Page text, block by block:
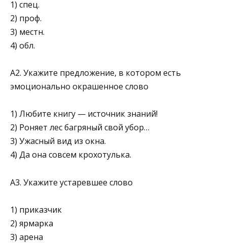
1) спец.
2) проф.
3) местн.
4) обл.
А2. Укажите предложение, в котором есть
эмоционально окрашенное слово
1) Любите книгу — источник знаний!
2) Роняет лес багряный свой убор…
3) Ужасный вид из окна.
4) Да она совсем крохотулька.
А3. Укажите устаревшее слово
1) приказчик
2) ярмарка
3) арена